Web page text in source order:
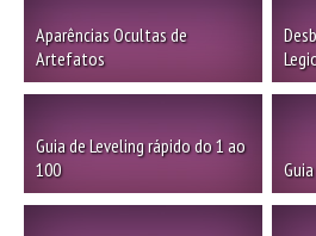
Aparências Ocultas de
Artefatos
Guia de Leveling rápido do 1 ao
100